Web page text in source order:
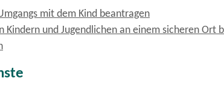
mit dem Kind beantragen
Kindern und Jugendlichen an einem sicheren Ort